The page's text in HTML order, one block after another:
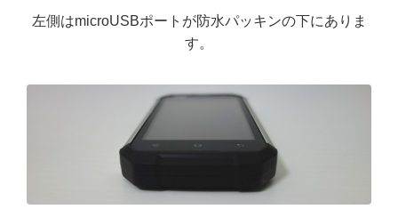
左側はmicroUSBポートが防水パッキンの下にありま
す。